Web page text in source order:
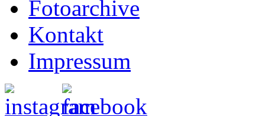
Fotoarchive
Kontakt
Impressum